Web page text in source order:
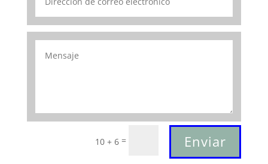
10 + 6 = Enviar